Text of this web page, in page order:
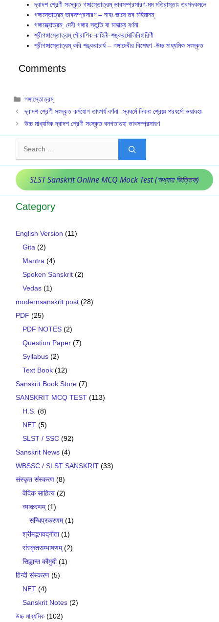
দ্বাদশ শ্রেণী সংস্কৃত গঙ্গাস্তোত্রম্ ভাবসম্প্রসারণ-মম মতিরাস্তাং তবপদকমলে
গঙ্গাস্তোত্রম্ ভাবসম্প্রসারণ – নাহং জানে তব মহিমানম্
গঙ্গাস্ত্রোত্রম্: দেবী গঙ্গার স্তুতি বা মাহাত্ম্য বর্ণনা
শ্রীগঙ্গাস্তোত্রম্ পৌরাণিক কাহিনী-শঙ্করমৌলিবিহারিণী
শ্রীগঙ্গাস্তোত্রম্ কবি শঙ্করাচার্য – গঙ্গাদেবীর বিশেষণ -উচ্চ মাধ্যমিক সংস্কৃত
Comments
Categories
গঙ্গাস্তোত্রম্
দ্বাদশ শ্রেণী সংস্কৃত কর্মযোগ তাৎপর্য বর্ণনা -স্বধর্মে নিধনং শ্রেয়ঃ পরধর্মো ভয়াবহঃ
উচ্চ মাধ্যমিক দ্বাদশ শ্রেণী সংস্কৃত বনগতাগুহা ভাবসম্প্রসারণ
for:
SLST Sanskrit Online MCQ Mock Test (অধ্যায় ভিত্তিক)
Category
English Version (11)
Gita (2)
Mantra (4)
Spoken Sanskrit (2)
Vedas (1)
modernsanskrit post (28)
PDF (25)
PDF NOTES (2)
Question Paper (7)
Syllabus (2)
Text Book (12)
Sanskrit Book Store (7)
SANSKRIT MCQ TEST (113)
H.S. (8)
NET (5)
SLST / SSC (92)
Sanskrit News (4)
WBSSC / SLST SANSKRIT (33)
संस्कृत संस्करण (8)
वैदिक साहित्य (2)
व्याकरणम्(1)
सन्धिप्रकरणम्(1)
श्रीमद्भगवद्गीता(1)
संस्कृतसम्भाषणम्(2)
सिद्धान्त कौमुदी(1)
हिन्दी संस्करण (5)
NET (4)
Sanskrit Notes (2)
উচ্চ মাধ্যমিক (102)